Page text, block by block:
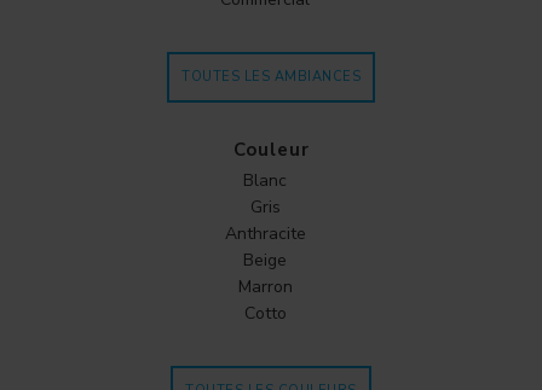
TOUTES LES AMBIANCES
Couleur
Blanc
Gris
Anthracite
Beige
Marron
Cotto